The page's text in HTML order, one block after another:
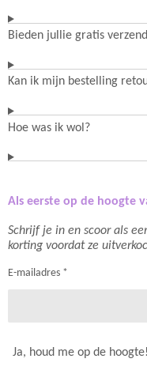
Bieden jullie gratis
Kan ik mijn bestelling
Hoe was ik wol?
Als eerste op de hoogte
Schrijf je in en scoor als
korting voordat ze
E-mailadres *
Ja, houd me op de hoogte!